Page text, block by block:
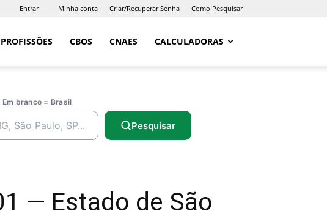
Entrar Minha conta Criar/Recuperar Senha Como Pesquisar
PROFISSÕES CBOS CNAES CALCULADORAS
Em branco = Brasil
Pesquisar
— Estado de São